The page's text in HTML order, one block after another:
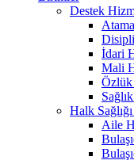
Destek
İdari
Mali
Halk
Aile